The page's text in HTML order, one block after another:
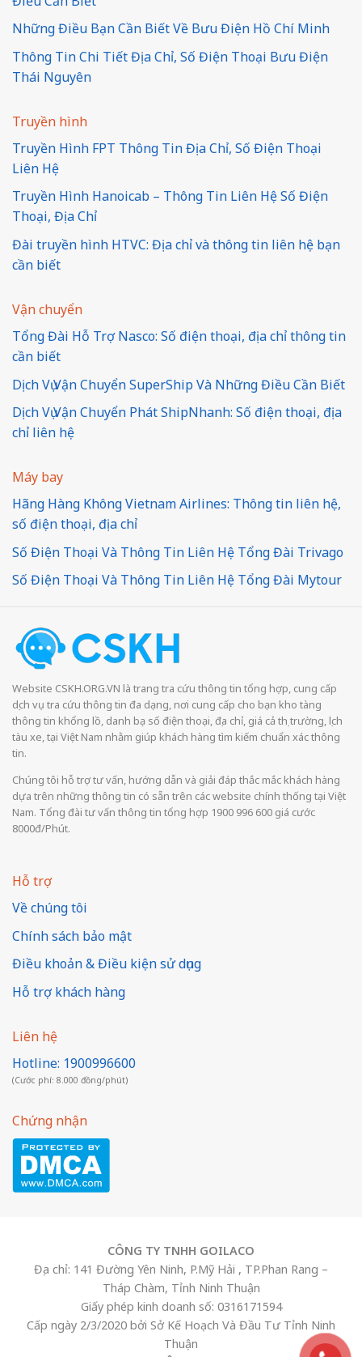
Những Điều Bạn Cần Biết Về Bưu Điện Hồ Chí Minh
Thông Tin Chi Tiết Địa Chỉ, Số Điện Thoại Bưu Điện
Thái Nguyên
Truyền hình
Truyền Hình FPT Thông Tin Địa Chỉ, Số Điện Thoại
Liên Hệ
Truyền Hình Hanoicab – Thông Tin Liên Hệ Số Điện
Thoại, Địa Chỉ
Đài truyền hình HTVC: Địa chỉ và thông tin liên hệ bạn
cần biết
Vận chuyển
Tổng Đài Hỗ Trợ Nasco: Số điện thoại, địa chỉ thông tin
cần biết
Dịch Vụ Vận Chuyển SuperShip Và Những Điều Cần Biết
Dịch Vụ Vận Chuyển Phát ShipNhanh: Số điện thoại, địa
chỉ liên hệ
Máy bay
Hãng Hàng Không Vietnam Airlines: Thông tin liên hệ,
số điện thoại, địa chỉ
Số Điện Thoại Và Thông Tin Liên Hệ Tổng Đài Trivago
Số Điện Thoại Và Thông Tin Liên Hệ Tổng Đài Mytour
Website CSKH.ORG.VN là trang tra cứu thông tin tổng hợp, cung cấp
dịch vụ tra cứu thông tin đa dạng, nơi cung cấp cho bạn kho tàng
thông tin khổng lồ, danh bạ số điện thoại, địa chỉ, giá cả thị trường, lịch
tàu xe, tại Việt Nam nhằm giúp khách hàng tìm kiếm chuẩn xác thông
tin.
Chúng tôi hỗ trợ tư vấn, hướng dẫn và giải đáp thắc mắc khách hàng
dựa trên những thông tin có sẵn trên các website chính thống tại Việt
Nam. Tổng đài tư vấn thông tin tổng hợp 1900 996 600 giá cước
8000đ/Phút.
Hỗ trợ
Về chúng tôi
Chính sách bảo mật
Điều khoản & Điều kiện sử dụng
Hỗ trợ khách hàng
Liên hệ
Hotline: 1900996600
(Cước phí: 8.000 đồng/phút)
Chứng nhận
CÔNG TY TNHH GOILACO
Địa chỉ: 141 Đường Yên Ninh, P.Mỹ Hải , TP.Phan Rang –
Tháp Chàm, Tỉnh Ninh Thuận
Giấy phép kinh doanh số: 0316171594
Cấp ngày 2/3/2020 bởi Sở Kế Hoạch Và Đầu Tư Tỉnh Ninh
Thuận